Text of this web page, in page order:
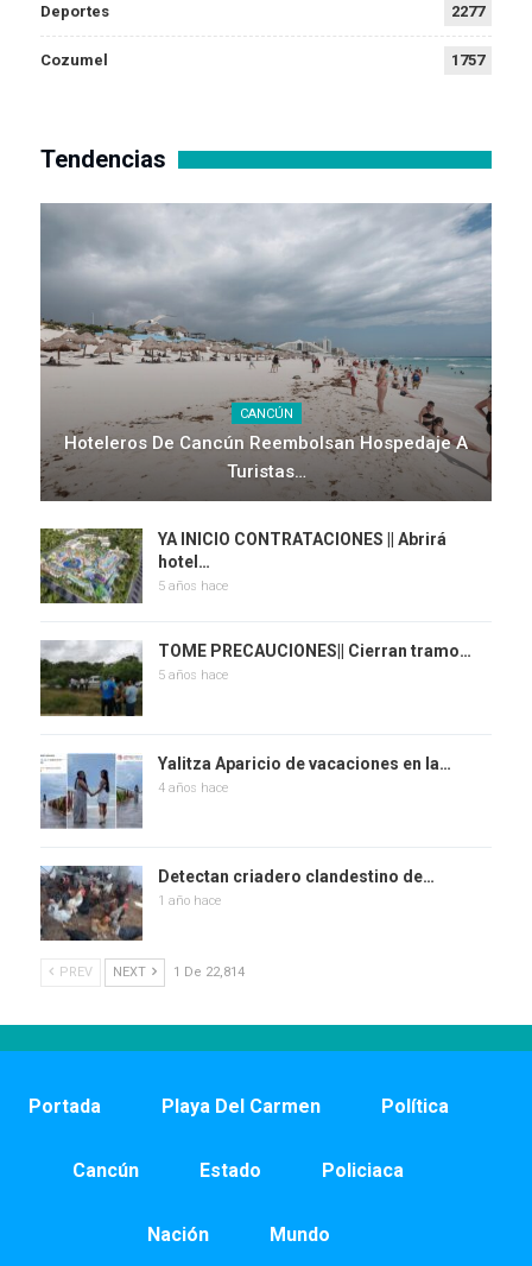
Deportes 2277
Cozumel 1757
Tendencias
CANCÚN
Hoteleros De Cancún Reembolsan Hospedaje A
Turistas…
YA INICIO CONTRATACIONES || Abrirá
hotel…
5 años hace
TOME PRECAUCIONES|| Cierran tramo…
5 años hace
Yalitza Aparicio de vacaciones en la…
4 años hace
Detectan criadero clandestino de…
1 año hace
PREV NEXT 1 De 22,814
Portada Playa Del Carmen Política
Cancún Estado Policiaca
Nación Mundo